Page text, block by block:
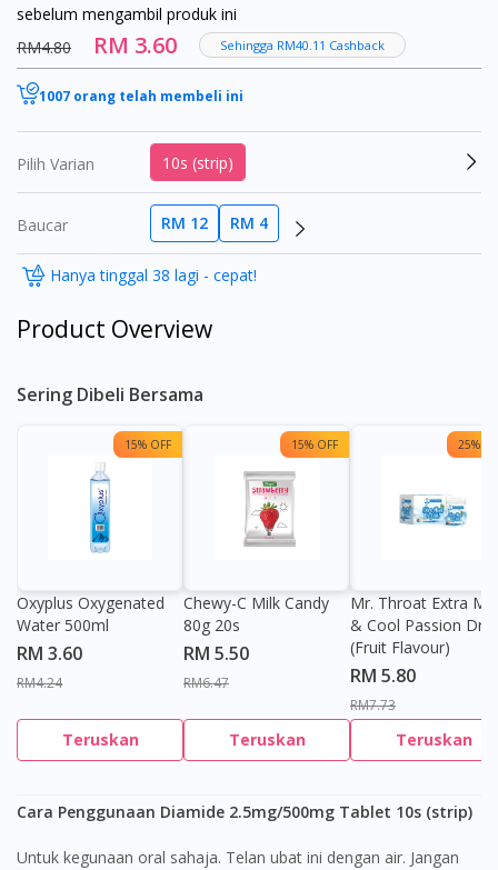
sebelum mengambil produk ini
RM4.80
RM 3.60 Sehingga RM40.11 Cashback
1007 orang telah membeli ini
Pilih Varian 10s (strip)
Baucar RM 12 RM 4
Hanya tinggal 38 lagi - cepat!
Product Overview
Sering Dibeli Bersama
15% OFF
Oxyplus Oxygenated
Water 500ml
RM 3.60
RM4.24
Teruskan
15% OFF
Chewy-C Milk Candy
80g 20s
RM 5.50
RM6.47
Teruskan
25%
Mr. Throat Extra
& Cool Passion
(Fruit Flavour)
RM 5.80
RM7.73
Teruskan
Cara Penggunaan Diamide 2.5mg/500mg Tablet 10s (strip)
Untuk kegunaan oral sahaja. Telan ubat ini dengan air. Jangan